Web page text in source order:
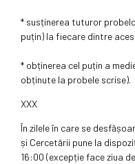
* susținerea tuturor
puțin) la fiecare dintre
* obținerea cel puțin a
obținute la probele scrise).
XXX
În zilele în care se
și Cercetării pune la
16:00 (excepție face ziua